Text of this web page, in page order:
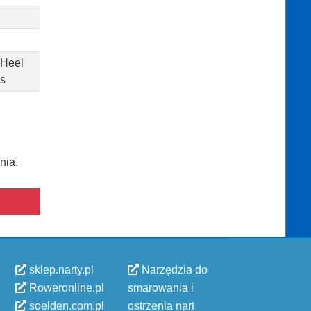
sklep.narty.pl
Roweronline.pl
soelden.com.pl
Narzędzia do
smarowania i
ostrzenia nart